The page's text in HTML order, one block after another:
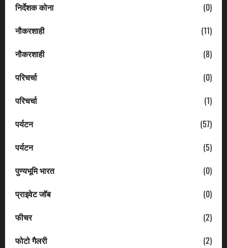
निर्देशक कोना
(0)
नौकरशाही
(11)
नौकरशाही
(8)
परिचर्चा
(0)
परिचर्चा
(1)
पर्यटन
(57)
पर्यटन
(5)
पुण्यभूमि भारत
(0)
प्राइवेट जॉब
(0)
फीचर
(2)
फोटो गैलरी
(2)